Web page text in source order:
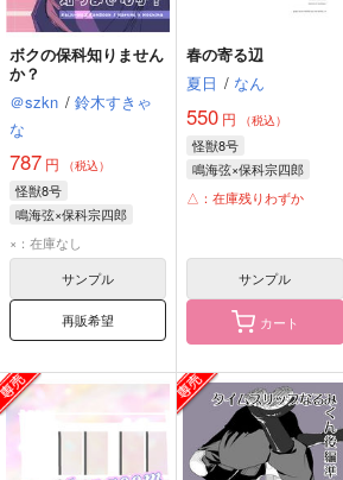
ボクの保科知りません
か？
＠szkn / 鈴木すきゃ
な
787 円 （税込）
怪獣8号
鳴海弦×保科宗四郎
鳴海弦
保科宗四郎
×：在庫なし
サンプル
再販希望
春の寄る辺
夏日 / なん
550 円 （税込）
怪獣8号
鳴海弦×保科宗四郎
鳴海弦
保科宗四郎
△：在庫残りわずか
サンプル
カート